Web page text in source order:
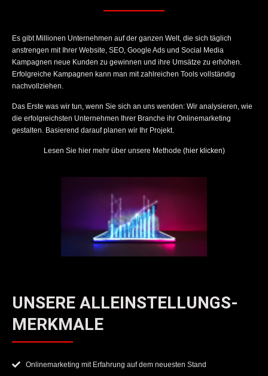
Es gibt Millionen Unternehmen auf der ganzen Welt, die sich täglich
anstrengen mit Ihrer Website, SEO, Google Ads und Social Media
Kampagnen neue Kunden zu gewinnen und ihre Umsätze zu erhöhen.
Erfolgreiche Kampagnen kann man mit zahlreichen Tools vollständig
nachvollziehen.
Das Erste was wir tun, wenn Sie sich an uns wenden: Wir analysieren, wie
die erfolgreichsten Unternehmen Ihrer Branche ihr Onlinemarketing
gestalten. Basierend darauf planen wir Ihr Projekt.
Lesen Sie hier mehr über unsere Methode (hier klicken)
UNSERE ALLEINSTELLUNGS-
MERKMALE
Onlinemarketing mit Erfahrung auf dem neuesten Stand